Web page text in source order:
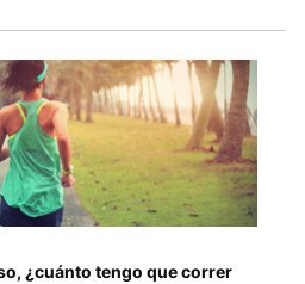
¿cuánto tengo que correr